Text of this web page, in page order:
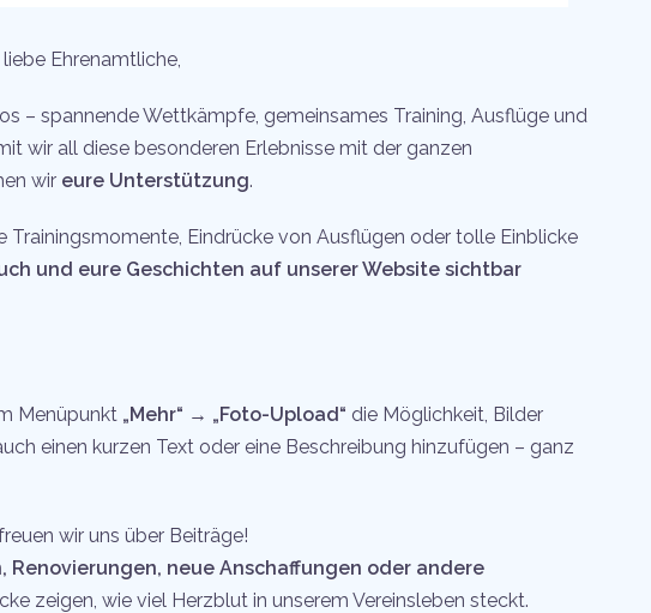
Ehrenamtliche,
– spannende Wettkämpfe, gemeinsames Training, Ausflüge und
wir all diese besonderen Erlebnisse mit der ganzen
wir eure Unterstützung.
Trainingsmomente, Eindrücke von Ausflügen oder tolle Einblicke
und eure Geschichten auf unserer Website sichtbar
Menüpunkt „Mehr“ → „Foto-Upload“ die Möglichkeit, Bilder
einen kurzen Text oder eine Beschreibung hinzufügen – ganz
wir uns über Beiträge!
Renovierungen, neue Anschaffungen oder andere
zeigen, wie viel Herzblut in unserem Vereinsleben steckt.